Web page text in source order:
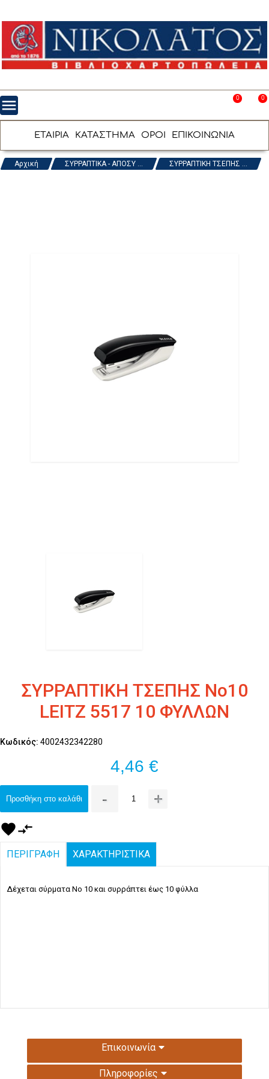
menu 0
favorite_border 0
shopping_cart
ΕΤΑΙΡΙΑ ΚΑΤΑΣΤΗΜΑ ΟΡΟΙ ΕΠΙΚΟΙΝΩΝΙΑ
Αρχική ΣΥΡΡΑΠΤΙΚΑ - ΑΠΟΣΥ ... ΣΥΡΡΑΠΤΙΚΗ ΤΣΕΠΗΣ ...
ΣΥΡΡΑΠΤΙΚΗ ΤΣΕΠΗΣ Νο10
LEITZ 5517 10 ΦΥΛΛΩΝ
Κωδικός: 4002432342280
4,46 €
Προσθήκη στο καλάθι - +
favoritecompare_arrows
ΠΕΡΙΓΡΑΦΗ ΧΑΡΑΚΤΗΡΙΣΤΙΚΑ
Δέχεται σύρματα Νο 10 και συρράπτει έως 10 φύλλα
Επικοινωνία
Πληροφορίες